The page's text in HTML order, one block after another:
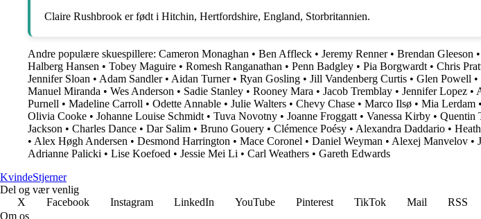
Claire Rushbrook er født i Hitchin, Hertfordshire, England, Storbritannien.
Andre populære skuespillere: Cameron Monaghan • Ben Affleck • Jeremy Renner• Brendan Gleeson •
Halberg Hansen • Tobey Maguire • Romesh Ranganathan • Penn Badgley • Pia Borgwardt• Chris
Jennifer Sloan • Adam Sandler• Aidan Turner• Ryan Gosling • Jill Vandenberg Curtis • Glen Powell •
Manuel Miranda • Wes Anderson • Sadie Stanley • Rooney Mara • Jacob Tremblay • Jennifer Lopez •
Purnell • Madeline Carroll • Odette Annable • Julie Walters • Chevy Chase • Marco Ilsø • Mia Lerdam •
Olivia Cooke • Johanne Louise Schmidt• Tuva Novotny • Joanne Froggatt• Vanessa Kirby • Quentin
Jackson • Charles Dance • Dar Salim • Bruno Gouery • Clémence Poésy • Alexandra Daddario •
• Alex Høgh Andersen • Desmond Harrington • Mace Coronel • Daniel Weyman • Alexej Manvelov •
Adrianne Palicki • Lise Koefoed • Jessie Mei Li • Carl Weathers • Gareth Edwards
KvindeStjerner
Del og vær venlig
X
Facebook Instagram LinkedIn YouTube Pinterest TikTok Mail
RSS
Om os